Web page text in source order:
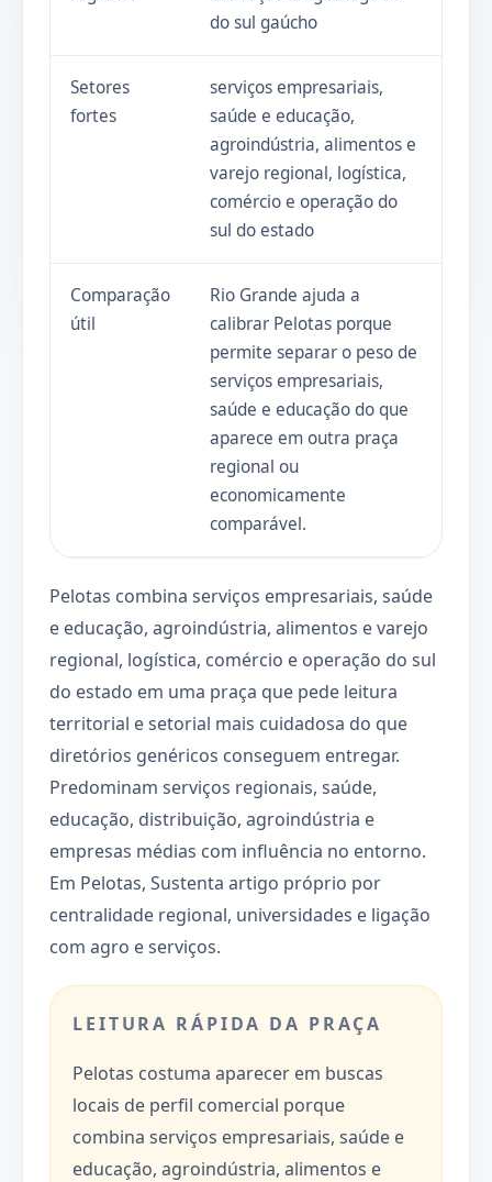
do sul gaúcho
Setores
fortes
serviços empresariais,
saúde e educação,
agroindústria, alimentos e
varejo regional, logística,
comércio e operação do
sul do estado
Comparação
útil
Rio Grande ajuda a
calibrar Pelotas porque
permite separar o peso de
serviços empresariais,
saúde e educação do que
aparece em outra praça
regional ou
economicamente
comparável.
Pelotas combina serviços empresariais, saúde
e educação, agroindústria, alimentos e varejo
regional, logística, comércio e operação do sul
do estado em uma praça que pede leitura
territorial e setorial mais cuidadosa do que
diretórios genéricos conseguem entregar.
Predominam serviços regionais, saúde,
educação, distribuição, agroindústria e
empresas médias com influência no entorno.
Em Pelotas, Sustenta artigo próprio por
centralidade regional, universidades e ligação
com agro e serviços.
LEITURA RÁPIDA DA PRAÇA
Pelotas costuma aparecer em buscas
locais de perfil comercial porque
combina serviços empresariais, saúde e
educação, agroindústria, alimentos e